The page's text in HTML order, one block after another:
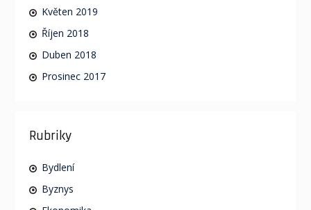
Květen 2019
Říjen 2018
Duben 2018
Prosinec 2017
Rubriky
Bydlení
Byznys